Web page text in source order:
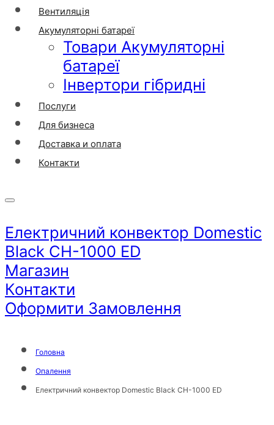
Вентиляція
Акумуляторні батареї
Товари Акумуляторні
батареї
Інвертори гібридні
Послуги
Для бизнеса
Доставка и оплата
Контакти
Електричний конвектор Domestic
Black CH-1000 ED
Магазин
Контакти
Оформити Замовлення
Головна
Опалення
Електричний конвектор Domestic Black CH-1000 ED